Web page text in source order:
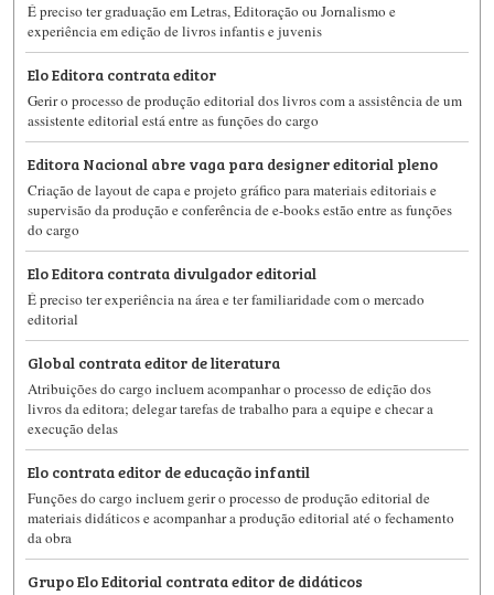
É preciso ter graduação em Letras, Editoração ou Jornalismo e
experiência em edição de livros infantis e juvenis
Elo Editora contrata editor
Gerir o processo de produção editorial dos livros com a assistência de um
assistente editorial está entre as funções do cargo
Editora Nacional abre vaga para designer editorial pleno
Criação de layout de capa e projeto gráfico para materiais editoriais e
supervisão da produção e conferência de e-books estão entre as funções
do cargo
Elo Editora contrata divulgador editorial
É preciso ter experiência na área e ter familiaridade com o mercado
editorial
Global contrata editor de literatura
Atribuições do cargo incluem acompanhar o processo de edição dos
livros da editora; delegar tarefas de trabalho para a equipe e checar a
execução delas
Elo contrata editor de educação infantil
Funções do cargo incluem gerir o processo de produção editorial de
materiais didáticos e acompanhar a produção editorial até o fechamento
da obra
Grupo Elo Editorial contrata editor de didáticos